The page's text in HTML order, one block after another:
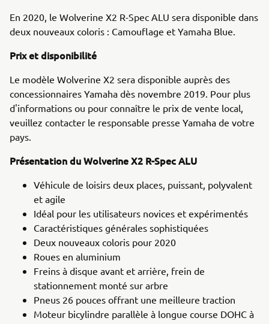
En 2020, le Wolverine X2 R-Spec ALU sera disponible dans
deux nouveaux coloris : Camouflage et Yamaha Blue.
Prix et disponibilité
Le modèle Wolverine X2 sera disponible auprès des
concessionnaires Yamaha dès novembre 2019. Pour plus
d'informations ou pour connaître le prix de vente local,
veuillez contacter le responsable presse Yamaha de votre
pays.
Présentation du Wolverine X2 R-Spec ALU
Véhicule de loisirs deux places, puissant, polyvalent
et agile
Idéal pour les utilisateurs novices et expérimentés
Caractéristiques générales sophistiquées
Deux nouveaux coloris pour 2020
Roues en aluminium
Freins à disque avant et arrière, frein de
stationnement monté sur arbre
Pneus 26 pouces offrant une meilleure traction
Moteur bicylindre parallèle à longue course DOHC à